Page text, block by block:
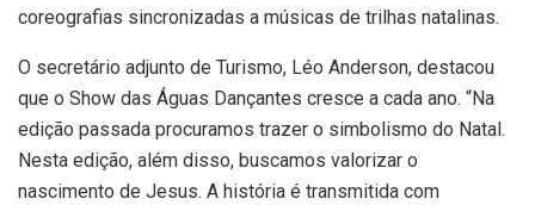
coreografias sincronizadas a músicas de trilhas natalinas.
O secretário adjunto de Turismo, Léo Anderson, destacou
que o Show das Águas Dançantes cresce a cada ano. “Na
edição passada procuramos trazer o simbolismo do Natal.
Nesta edição, além disso, buscamos valorizar o
nascimento de Jesus. A história é transmitida com